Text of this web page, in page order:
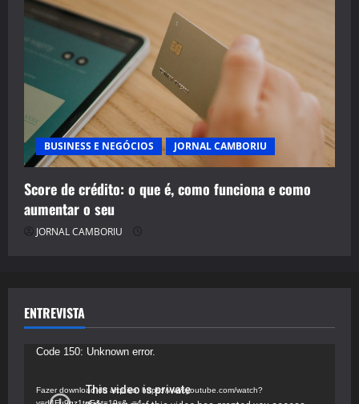
BUSINESS E NEGÓCIOS JORNAL CAMBORIU
Score de crédito: o que é, como funciona e como
aumentar o seu
JORNAL CAMBORIU
ENTREVISTA
Tocador
vídeo
Code 150: Unknown error.
Fazer download do arquivo: https://www.youtube.com/watch?